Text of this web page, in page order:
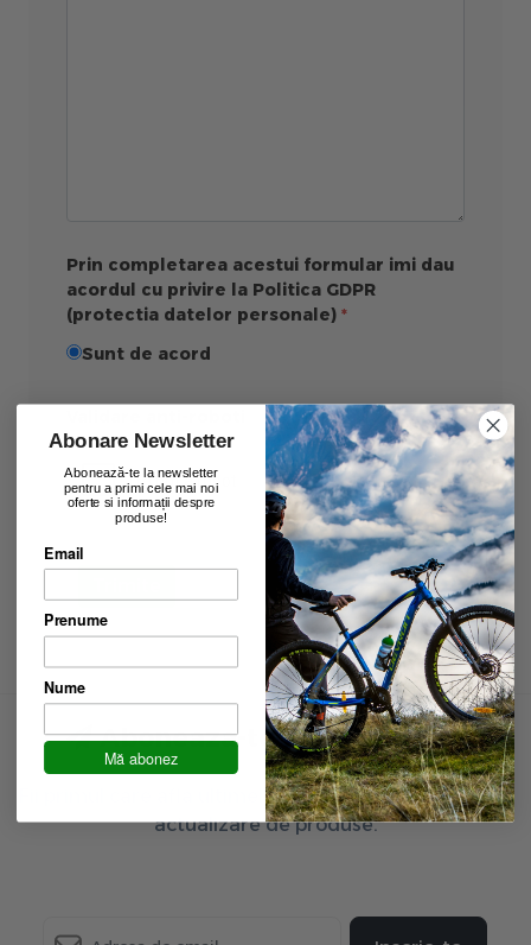
Prin completarea acestui formular imi dau
acordul cu privire la Politica GDPR
(protectia datelor personale)
Sunt de acord
Aboneaza-te la newsletter
Fii primul care afla ultimele oferte exclusive și ultima
actualizare de produse.
Abonare Newsletter
Abonează-te la newsletter
pentru a primi cele mai noi
oferte si informații despre
produse!
Email
Prenume
Nume
Mă abonez